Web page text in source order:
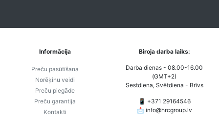
Informācija
Preču pasūtīšana
Norēķinu veidi
Preču piegāde
Preču garantija
Kontakti
Biroja darba laiks:
Darba dienas - 08.00-16.00
(GMT+2)
Sestdiena, Svētdiena - Brīvs
📱 +371 29164546
📩 info@hrcgroup.lv